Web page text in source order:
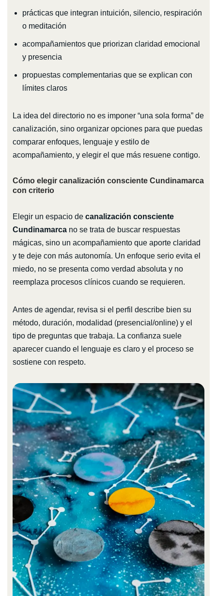
prácticas que integran intuición, silencio, respiración
o meditación
acompañamientos que priorizan claridad emocional
y presencia
propuestas complementarias que se explican con
límites claros
La idea del directorio no es imponer “una sola forma” de
canalización, sino organizar opciones para que puedas
comparar enfoques, lenguaje y estilo de
acompañamiento, y elegir el que más resuene contigo.
Cómo elegir canalización consciente Cundinamarca
con criterio
Elegir un espacio de canalización consciente
Cundinamarcano se trata de buscar respuestas
mágicas, sino un acompañamiento que aporte claridad
y te deje con más autonomía. Un enfoque serio evita el
miedo, no se presenta como verdad absoluta y no
reemplaza procesos clínicos cuando se requieren.
Antes de agendar, revisa si el perfil describe bien su
método, duración, modalidad (presencial/online) y el
tipo de preguntas que trabaja. La confianza suele
aparecer cuando el lenguaje es claro y el proceso se
sostiene con respeto.